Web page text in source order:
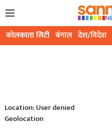
कोलकाता सिटी बंगाल देश/विदेश
Location: User denied
Geolocation